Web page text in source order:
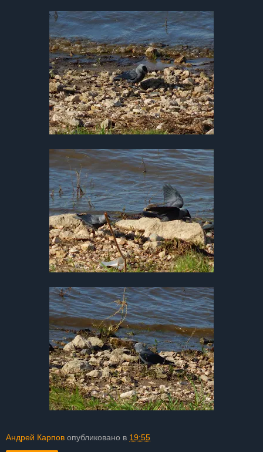
Андрей Карпов опубликовано в 19:55